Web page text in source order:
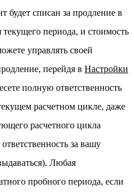
будет списан за продление в
периода, и стоимость
управлять своей
перейдя в Настройки
полную ответственность
расчетном цикле, даже
расчетного цикла
за вашу
Любая
пробного периода, если